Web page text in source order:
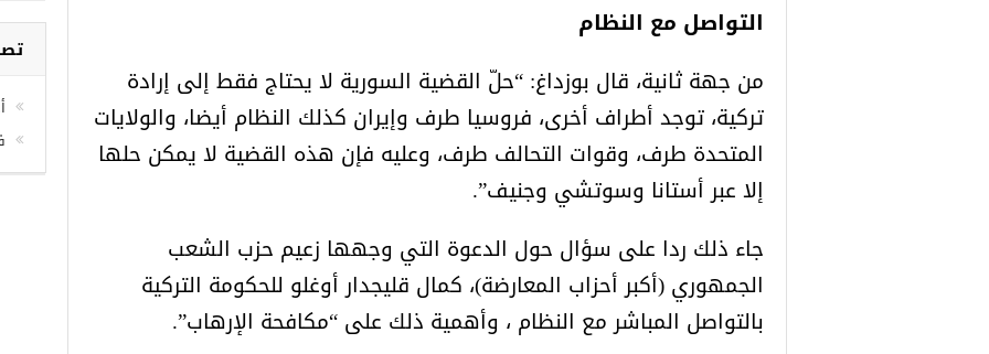
التواصل مع النظام
من جهة ثانية، قال بوزداغ: “حلّ القضية السورية لا يحتاج فقط إلى إرادة
تركية، توجد أطراف أخرى، فروسيا طرف وإيران كذلك النظام أيضا، والولايات
المتحدة طرف، وقوات التحالف طرف، وعليه فإن هذه القضية لا يمكن حلها
إلا عبر أستانا وسوتشي وجنيف”.
جاء ذلك ردا على سؤال حول الدعوة التي وجهها زعيم حزب الشعب
الجمهوري (أكبر أحزاب المعارضة)، كمال قليجدار أوغلو للحكومة التركية
بالتواصل المباشر مع النظام ، وأهمية ذلك على “مكافحة الإرهاب”.